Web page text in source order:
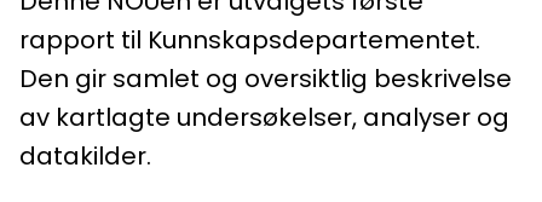
rapport til Kunnskapsdepartementet.
Den gir samlet og oversiktlig beskrivelse
av kartlagte undersøkelser, analyser og
datakilder.